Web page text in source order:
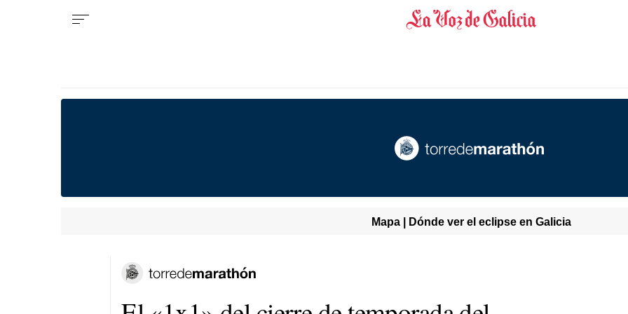
Mapa | Dónde ver el eclipse en Galicia